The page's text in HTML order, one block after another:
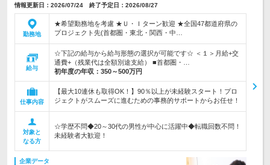
情報更新日：2026/07/24 終了予定日：2026/08/27
勤務地
★希望勤務地を考慮 ★Ｕ・Ｉターン歓迎 ★全国47都道府県の
プロジェクト先(首都圏・東北・関西・中…
給与
☆下記の給与から給与形態の選択が可能です☆ ＜１＞月給+交
通費+（残業代は全額別途支給） ■首都圏・…
初年度の年収： 350～500万円
仕事内容
【最大10連休も取得OK！】90％以上が未経験スタート！プロ
ジェクトがスムーズに進むための事務的サポートからお任せ！
対象と
なる方
☆学歴不問◆20～30代の男性が中心に活躍中◆転職回数不問！
未経験者大歓迎！
企業データ